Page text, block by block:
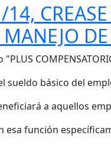
sueldo básico del
a aquellos
función